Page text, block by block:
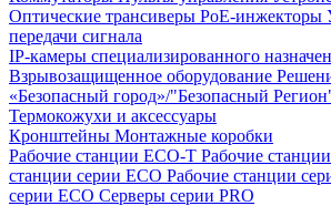
Оптические трансиверы PoE-инжекторы
передачи сигнала
IP-камеры специализированного
Взрывозащищенное оборудование
«Безопасный город»/"Безопасный
Термокожухи и аксессуары
Кронштейны Монтажные коробки
Рабочие станции ECO-T Рабочие
станции серии ECO Рабочие станции
серии ECO Серверы серии PRO